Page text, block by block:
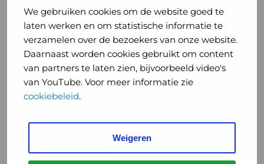
We gebruiken cookies om de website goed te
laten werken en om statistische informatie te
verzamelen over de bezoekers van onze website.
Daarnaast worden cookies gebruikt om content
van partners te laten zien, bijvoorbeeld video's
van YouTube. Voor meer informatie zie
cookiebeleid.
Weigeren
of
GGD
GHOR
Nederland
of
GGD
GHOR
Nederland
GGD Reizen op social media
GGD Reizen
GGD Reisvaccinaties